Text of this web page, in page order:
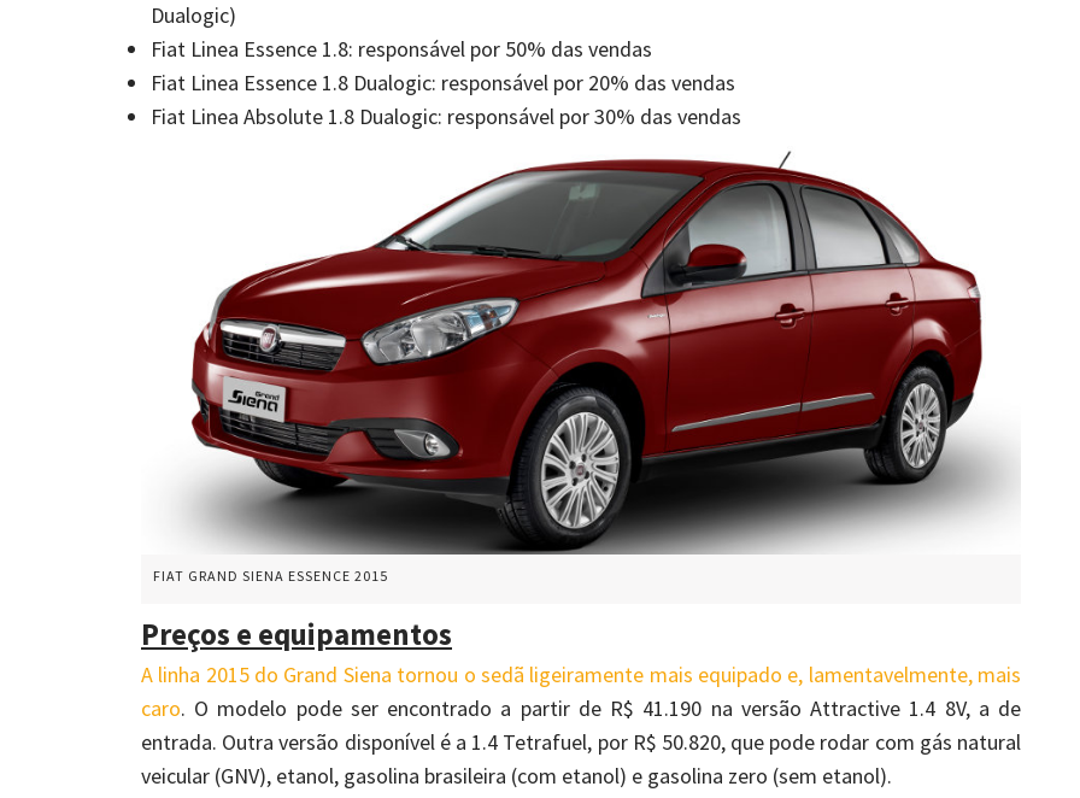
Dualogic)
Fiat Linea Essence 1.8: responsável por 50% das vendas
Fiat Linea Essence 1.8 Dualogic: responsável por 20% das vendas
Fiat Linea Absolute 1.8 Dualogic: responsável por 30% das vendas
FIAT GRAND SIENA ESSENCE 2015
Preços e equipamentos
A linha 2015 do Grand Siena tornou o sedã ligeiramente mais equipado e, lamentavelmente, mais
caro. O modelo pode ser encontrado a partir de R$ 41.190 na versão Attractive 1.4 8V, a de
entrada. Outra versão disponível é a 1.4 Tetrafuel, por R$ 50.820, que pode rodar com gás natural
veicular (GNV), etanol, gasolina brasileira (com etanol) e gasolina zero (sem etanol).